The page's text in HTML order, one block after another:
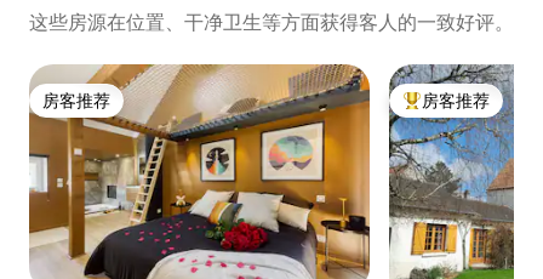
这些房源在位置、干净卫生等方面获得客人的一致好评。
房客推荐
房客推荐 热门「房客推荐」
房客推荐